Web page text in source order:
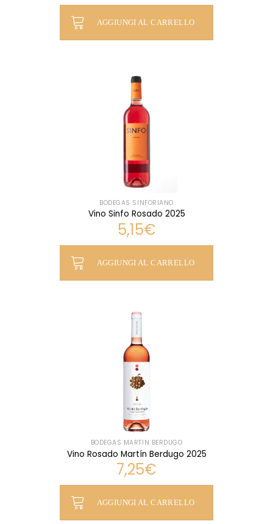
AGGIUNGI AL CARRELLO
BODEGAS SINFORIANO
Vino Sinfo Rosado 2025
5,15€
AGGIUNGI AL CARRELLO
BODEGAS MARTÍN BERDUGO
Vino Rosado Martín Berdugo 2025
7,25€
AGGIUNGI AL CARRELLO